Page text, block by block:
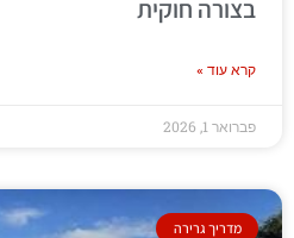
בצורה חוקית
קרא עוד »
פברואר 1, 2026
מדריך גרירה